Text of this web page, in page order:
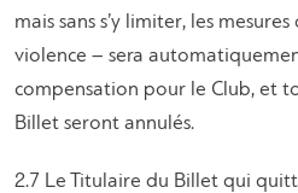
mais sans s’y limiter, les
violence – sera
compensation pour le Club, et
Billet seront annulés.
2.7 Le Titulaire du Billet qui